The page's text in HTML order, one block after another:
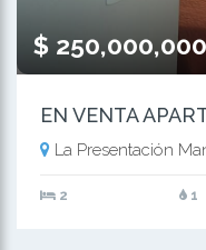
$ 250,000,000
La Presentación
2 1